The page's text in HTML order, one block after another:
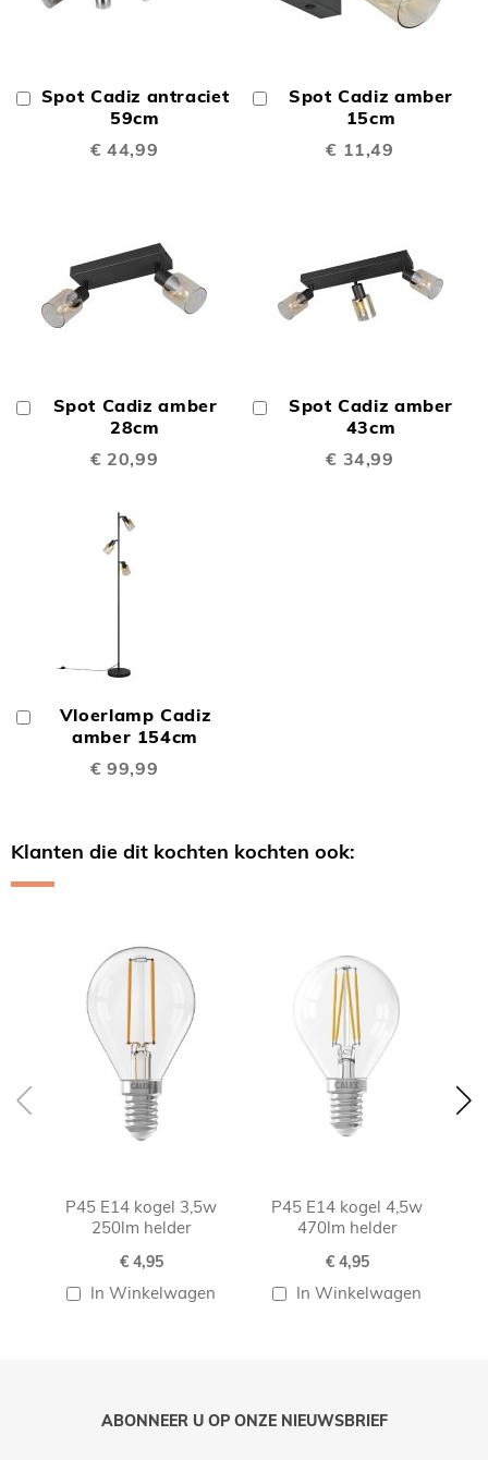
Spot Cadiz antraciet
59cm
€ 44,99
In
Winkelwagen
Spot Cadiz amber
15cm
€ 11,49
Winkelwagen
Spot Cadiz amber
28cm
€ 20,99
Winkelwagen
Spot Cadiz amber
43cm
€ 34,99
Winkelwagen
Vloerlamp Cadiz
amber 154cm
€ 99,99
Winkelwagen
Klanten die dit kochten kochten ook:
P45 E14 kogel 3,5w
250lm helder
€ 4,95
In Winkelwagen
P45 E14 kogel 4,5w
470lm helder
€ 4,95
In Winkelwagen
ABONNEER U OP ONZE NIEUWSBRIEF